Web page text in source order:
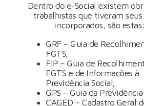
Dentro do e-Social existem
trabalhistas que tiveram seus
incorporados, são estas:
GRF – Guia de
FGTS;
FIP – Guia de
FGTS e de Informações à
Previdência Social;
GPS – Guia da
CAGED – Cadastro Geral